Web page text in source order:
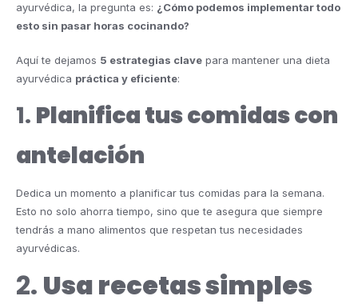
ayurvédica, la pregunta es: ¿Cómo podemos implementar todo
esto sin pasar horas cocinando?
Aquí te dejamos 5 estrategias clave para mantener una dieta
ayurvédica práctica y eficiente:
1. Planifica tus comidas con
antelación
Dedica un momento a planificar tus comidas para la semana.
Esto no solo ahorra tiempo, sino que te asegura que siempre
tendrás a mano alimentos que respetan tus necesidades
ayurvédicas.
2. Usa recetas simples